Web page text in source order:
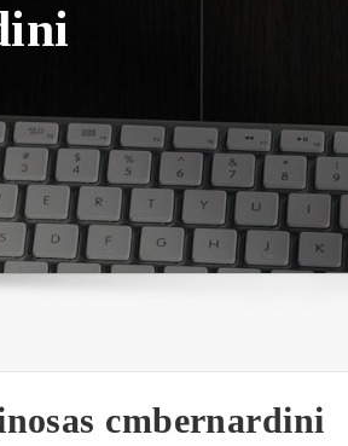
cmbernardini